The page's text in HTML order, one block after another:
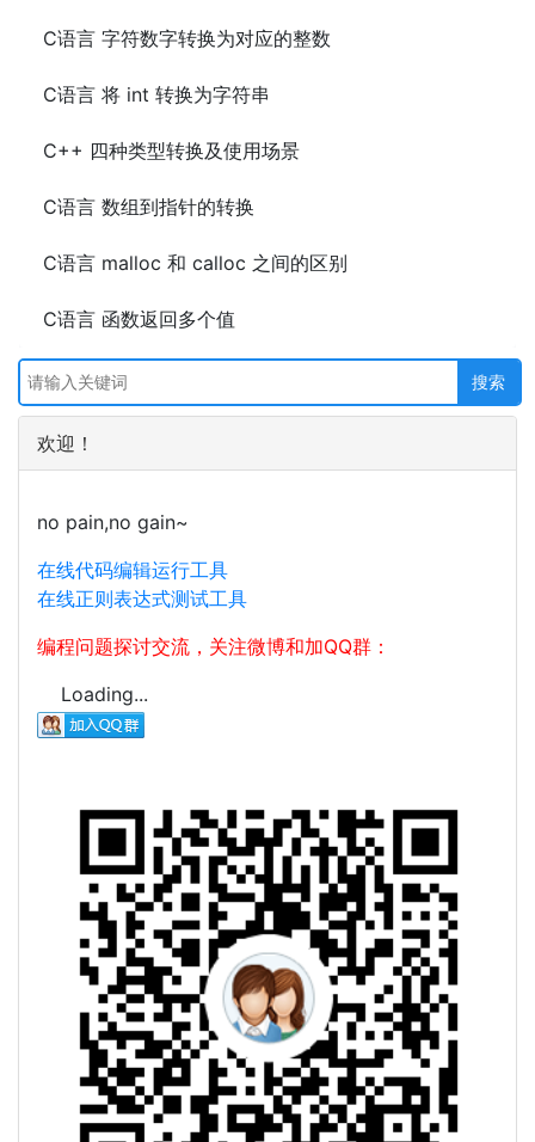
C语言 字符数字转换为对应的整数
C语言 将 int 转换为字符串
C++ 四种类型转换及使用场景
C语言 数组到指针的转换
C语言 malloc 和 calloc 之间的区别
C语言 函数返回多个值
欢迎！
no pain,no gain~
在线代码编辑运行工具
在线正则表达式测试工具
编程问题探讨交流，关注微博和加QQ群：
Loading...